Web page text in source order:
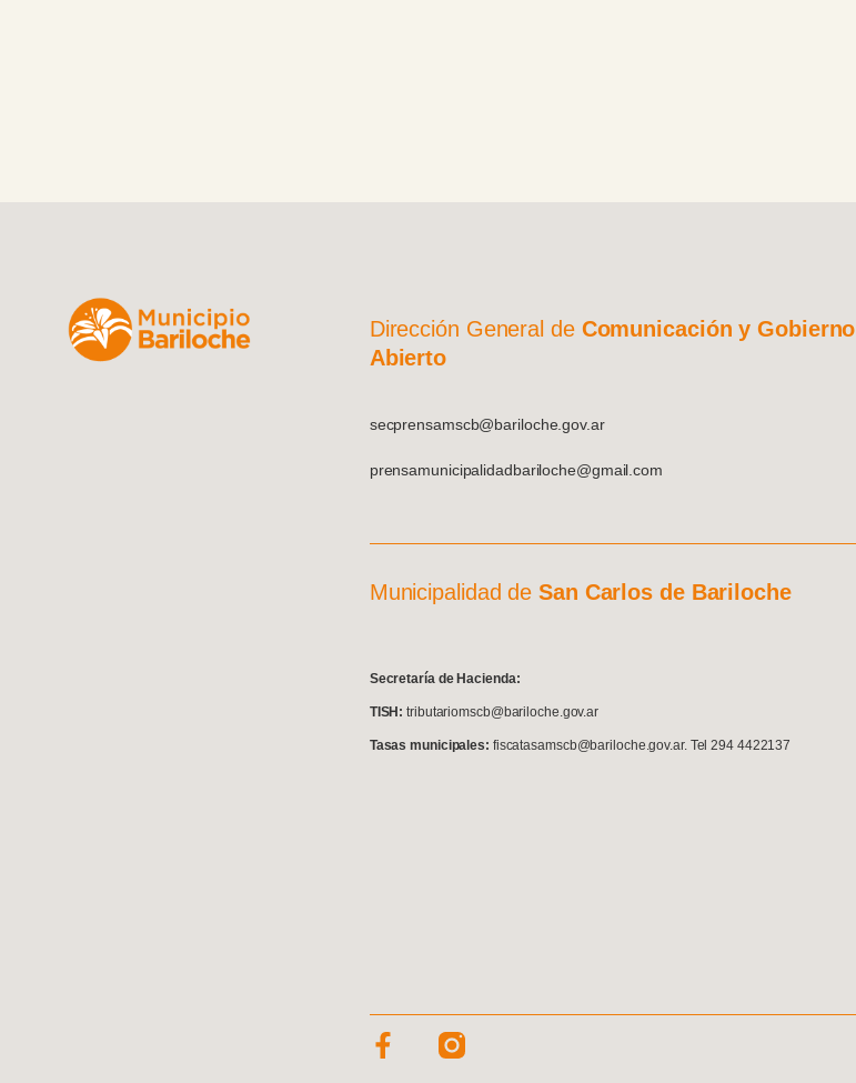
Dirección General de Comunicación y Gobierno
Abierto
secprensamscb@bariloche.gov.ar
prensamunicipalidadbariloche@gmail.com
Municipalidad de San Carlos de Bariloche
Secretaría de Hacienda:
TISH: tributariomscb@bariloche.gov.ar
Tasas municipales: fiscatasamscb@bariloche.gov.ar. Tel 294 4422137